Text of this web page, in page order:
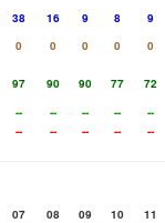
38 16 9 8 9
0 0 0 0 0
97 90 90 77 72
-- -- -- -- --
-- -- -- -- --
07 08 09 10 11